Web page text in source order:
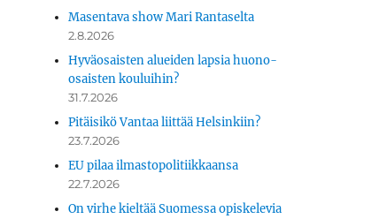
Masentava show Mari Rantaselta
2.8.2026
Hyväosaisten alueiden lapsia huono-
osaisten kouluihin?
31.7.2026
Pitäisikö Vantaa liittää Helsinkiin?
23.7.2026
EU pilaa ilmastopolitiikkaansa
22.7.2026
On virhe kieltää Suomessa opiskelevia